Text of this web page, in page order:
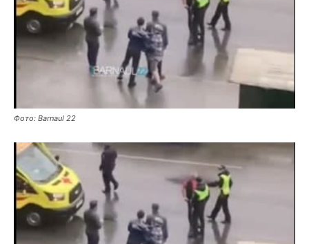
Фото: Barnaul 22